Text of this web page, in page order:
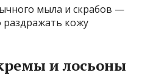
мыла и скрабов —
раздражать кожу
и лосьоны